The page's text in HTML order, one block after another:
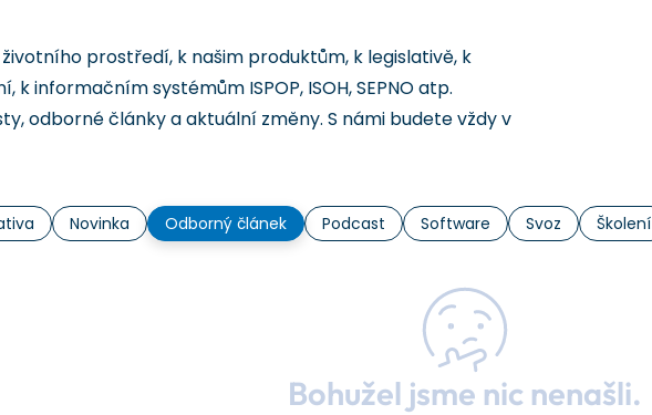
prostředí, k našim produktům, k legislativě, k
k informačním systémům ISPOP, ISOH, SEPNO atp.
odborné články a aktuální změny. S námi budete vždy v
Novinka Odborný článek Podcast Software Svoz Školení
Bohužel jsme nic nenašli.